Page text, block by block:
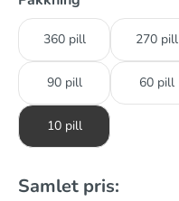
360 pill 270 pill
90 pill 60 pill
10 pill
Samlet pris: